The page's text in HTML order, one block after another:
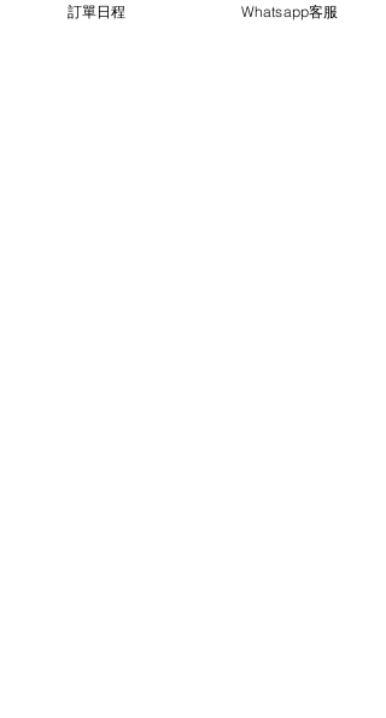
​積分計
訂單日程 Whatsapp客服